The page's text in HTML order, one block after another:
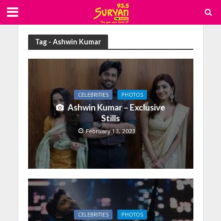
Tag - Ashwin Kumar
CELEBRITIES PHOTOS
Ashwin Kumar – Exclusive
Stills
February 13, 2023
CELEBRITIES PHOTOS